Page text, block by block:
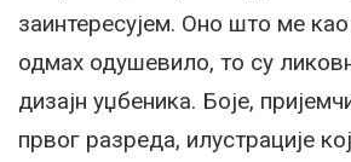
заинтересујем. Оно што ме
одмах одушевило, то су
дизајн уџбеника. Боје,
првог разреда, илустрације